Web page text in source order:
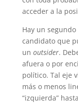
acceder a la
Hay un
candidato que
un outsider.
afuera o por
político. Tal eje
más o menos
“izquierda”